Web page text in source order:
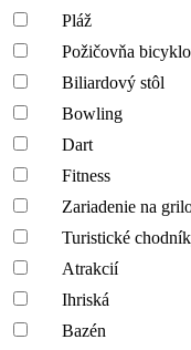
Pláž
Požičovňa
Biliardový stôl
Bowling
Dart
Fitness
Zariadenie na
Turistické
Atrakcií
Ihriská
Bazén